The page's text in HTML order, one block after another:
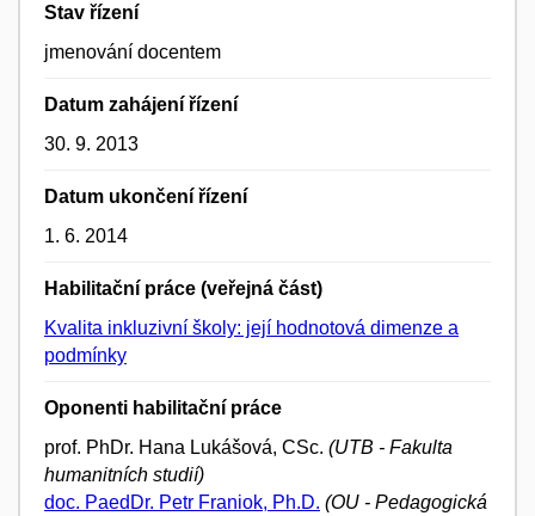
Stav řízení
jmenování docentem
Datum zahájení řízení
30. 9. 2013
Datum ukončení řízení
1. 6. 2014
Habilitační práce (veřejná část)
Kvalita inkluzivní školy: její hodnotová dimenze a
podmínky
Oponenti habilitační práce
prof. PhDr. Hana Lukášová, CSc. (UTB - Fakulta
humanitních studií)
doc. PaedDr. Petr Franiok, Ph.D. (OU - Pedagogická